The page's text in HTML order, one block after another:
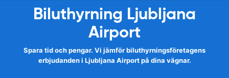
Biluthyrning Ljubljana
Airport
Spara tid och pengar. Vi jämför biluthyrningsföretagens
erbjudanden i Ljubljana Airport på dina vägnar.